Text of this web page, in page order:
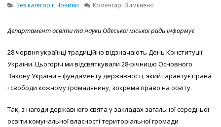
Без категорії, Новини Коментарі Вимкнено
діалоги
–
Київ»:
Хаджибейський
Департамент освіти та науки Одеської міської ради інформує
28 червня українці традиційно відзначають День Конституції
України. Цьогоріч ми відсвяткували 28-річницю Основного
Закону України – фундаменту державності, який гарантує права
і свободи кожному громадянину, зокрема право на освіту.
Так, з нагоди державного свята у закладах загальної середньої
освіти комунальної власності територіальної громади